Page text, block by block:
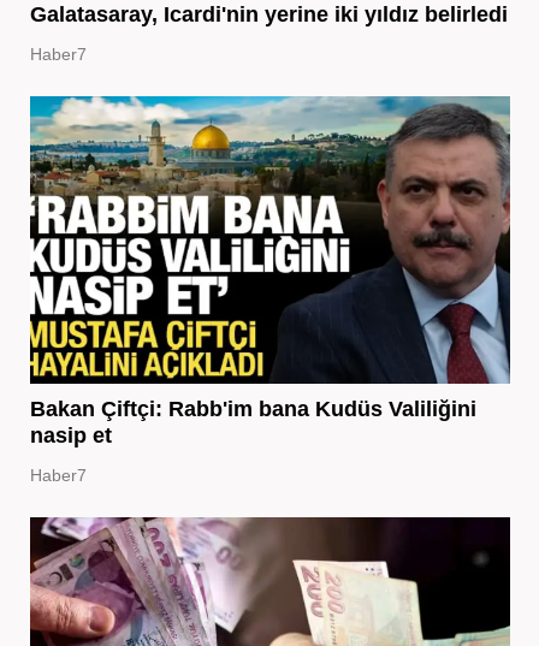
Galatasaray, Icardi'nin yerine iki yıldız belirledi
Haber7
Bakan Çiftçi: Rabb'im bana Kudüs Valiliğini
nasip et
Haber7